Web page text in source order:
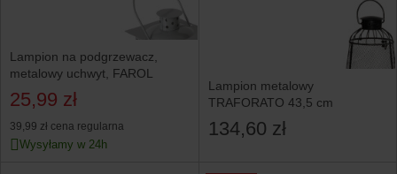
Lampion na podgrzewacz,
metalowy uchwyt, FAROL
25,99 zł
39,99 zł cena regularna
Wysyłamy w 24h
Lampion metalowy
TRAFORATO 43,5 cm
134,60 zł